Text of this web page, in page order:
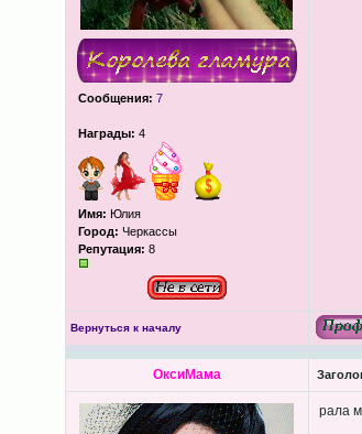
Сообщения: 7
Награды: 4
Имя: Юлия
Город: Черкассы
Репутация: 8
Вернуться к началу
ОксиМама
рала